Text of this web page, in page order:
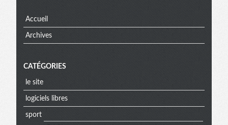
Accueil
Archives
CATÉGORIES
le site
logiciels libres
sport